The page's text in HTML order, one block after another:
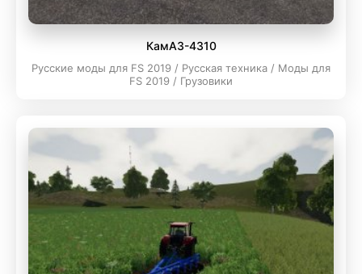
КамАЗ-4310
Русские моды для FS 2019 / Русская техника / Моды для
FS 2019 / Грузовики